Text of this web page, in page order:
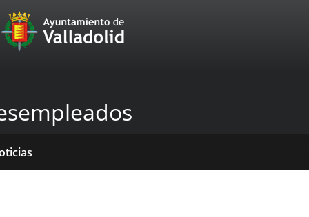
Portal
Web
Ayuntamiento
de
Valladolid